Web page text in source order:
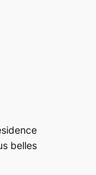
belles